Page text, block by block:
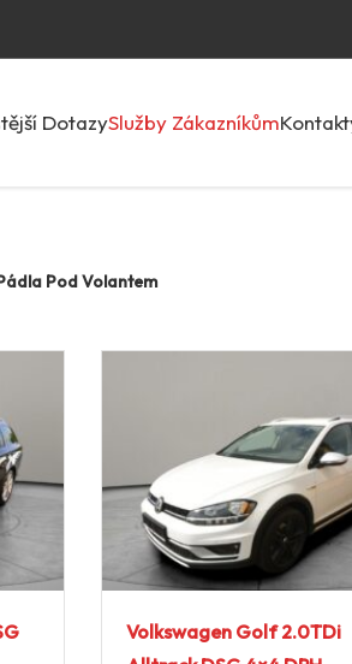
DotazySlužby Zákazníkům
Pod Volantem
Volkswagen Golf 2.0TDi